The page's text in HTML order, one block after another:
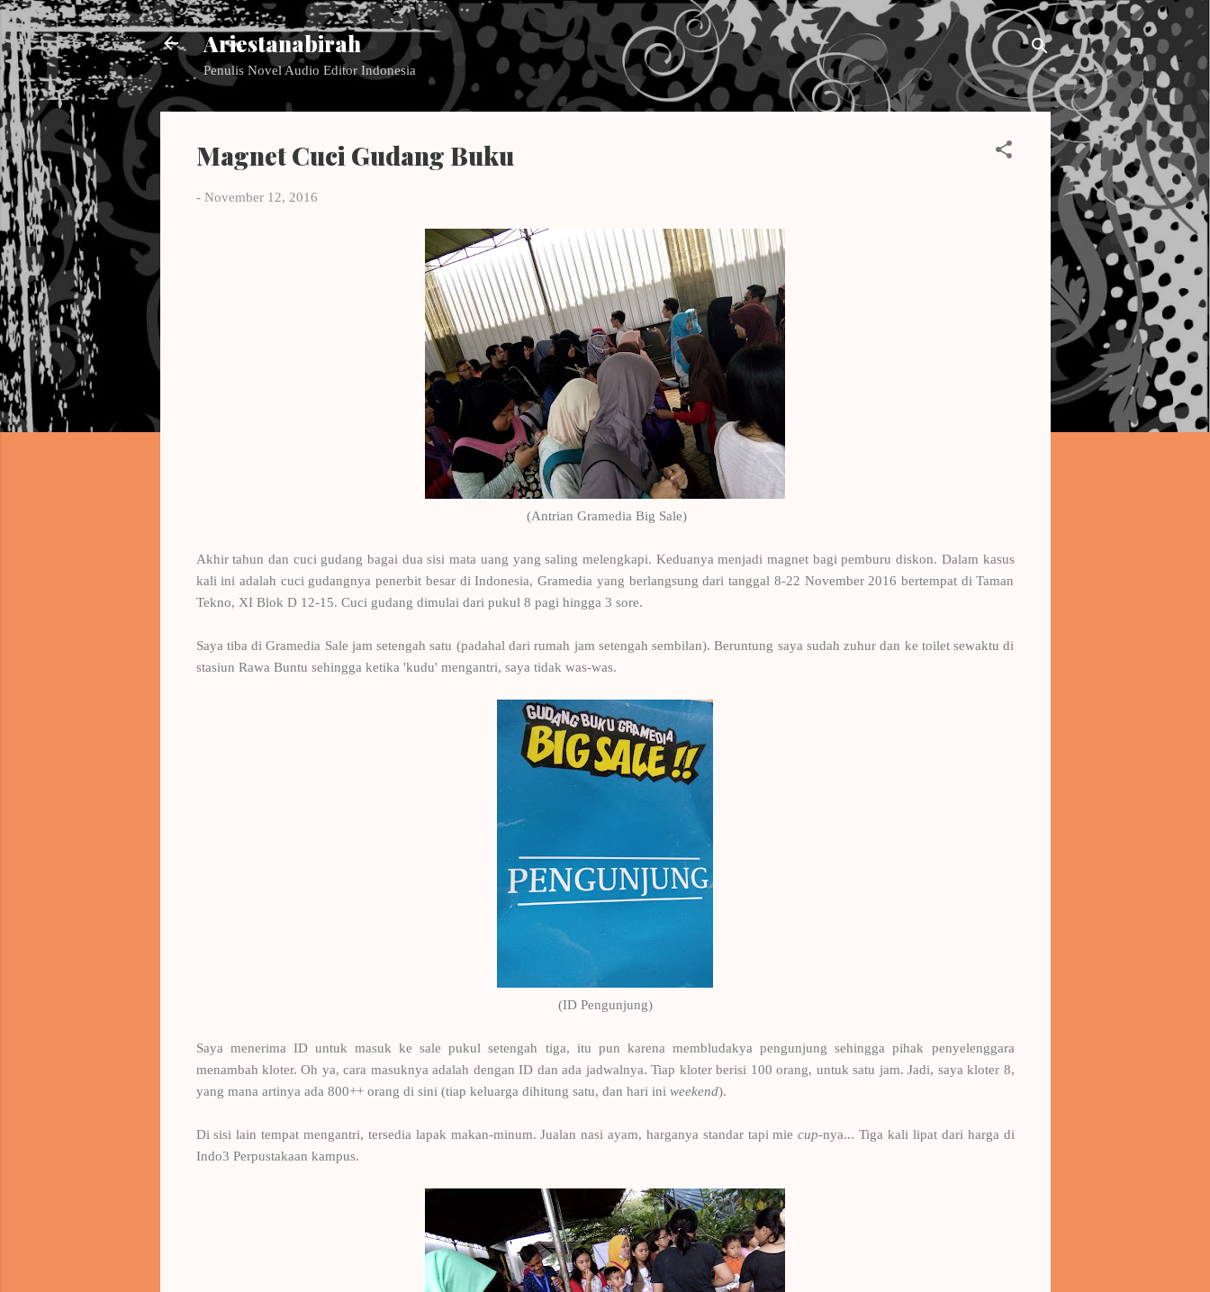
Langsung ke konten utama
Ariestanabirah
Penulis Novel Audio Editor Indonesia
Magnet Cuci Gudang Buku
- November 12, 2016
(Antrian Gramedia Big Sale)
Akhir tahun dan cuci gudang bagai dua sisi mata uang yang saling melengkapi. Keduanya menjadi magnet bagi pemburu diskon. Dalam kasus
kali ini adalah cuci gudangnya penerbit besar di Indonesia, Gramedia yang berlangsung dari tanggal 8-22 November 2016 bertempat di Taman
Tekno, XI Blok D 12-15. Cuci gudang dimulai dari pukul 8 pagi hingga 3 sore.
Saya tiba di Gramedia Sale jam setengah satu (padahal dari rumah jam setengah sembilan). Beruntung saya sudah zuhur dan ke toilet sewaktu di
stasiun Rawa Buntu sehingga ketika 'kudu' mengantri, saya tidak was-was.
(ID Pengunjung)
Saya menerima ID untuk masuk ke sale pukul setengah tiga, itu pun karena membludakya pengunjung sehingga pihak penyelenggara
menambah kloter. Oh ya, cara masuknya adalah dengan ID dan ada jadwalnya. Tiap kloter berisi 100 orang, untuk satu jam. Jadi, saya kloter 8,
yang mana artinya ada 800++ orang di sini (tiap keluarga dihitung satu, dan hari ini weekend).
Di sisi lain tempat mengantri, tersedia lapak makan-minum. Jualan nasi ayam, harganya standar tapi miecup-nya... Tiga kali lipat dari harga di
Indo3 Perpustakaan kampus.